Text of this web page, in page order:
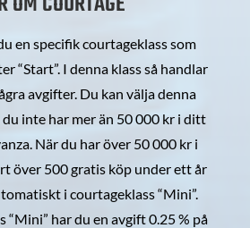
en specifik courtageklass som
“Start”. I denna klass så handlar
avgifter. Du kan välja denna
inte har mer än 50 000 kr i ditt
När du har över 50 000 kr i
över 500 gratis köp under ett år
i courtageklass “Mini”.
“Mini” har du en avgift 0.25 % på